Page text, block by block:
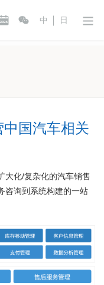
中 日
国汽车相关
大化/复杂化的汽车销售
咨询到系统构建的一站